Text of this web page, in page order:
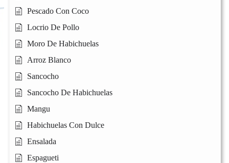
Pescado Con Coco
Locrio De Pollo
Moro De Habichuelas
Arroz Blanco
Sancocho
Sancocho De Habichuelas
Mangu
Habichuelas Con Dulce
Ensalada
Espagueti